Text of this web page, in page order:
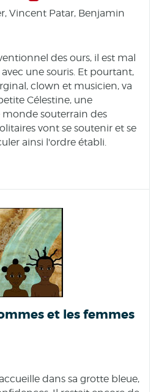
Vincent Patar, Benjamin
des ours, il est mal
une souris. Et pourtant,
clown et musicien, va
Célestine, une
souterrain des
vont se soutenir et se
ainsi l'ordre établi.
et les femmes
dans sa grotte bleue,